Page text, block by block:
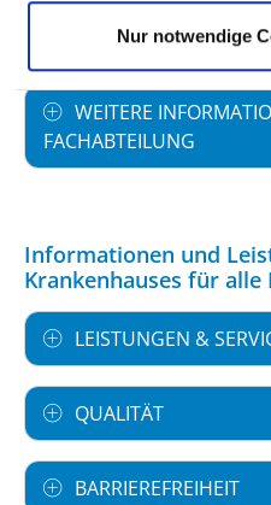
Nur notwendige
MEDIZINISCHES
FALLZAHLEN
WEITERE
FACHABTEILUNG
Informationen und
Krankenhauses für alle
LEISTUNGEN &
QUALITÄT
BARRIEREFREIHEIT